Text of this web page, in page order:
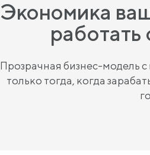
Экономика
работать
Прозрачная бизнес-модель
только тогда, когда